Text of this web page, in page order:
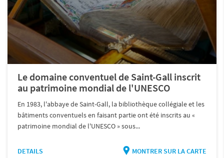
Le domaine conventuel de Saint-Gall inscrit
au patrimoine mondial de l'UNESCO
En 1983, l'abbaye de Saint-Gall, la bibliothèque collégiale et les
bâtiments conventuels en faisant partie ont été inscrits au «
patrimoine mondial de l'UNESCO » sous...
DETAILS MONTRER SUR LA CARTE